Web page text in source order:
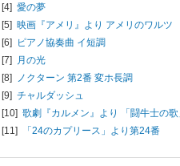
[4] 愛の夢
[5] 映画『アメリ』より アメリのワルツ
[6] ピアノ協奏曲 イ短調
[7] 月の光
[8] ノクターン 第2番 変ホ長調
[9] チャルダッシュ
[10] 歌劇『カルメン』より 「闘牛士の歌
[11]
「24のカプリース」より第24番